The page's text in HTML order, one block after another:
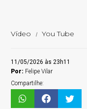
Vídeo You Tube
11/05/2026 às 23h11
Por: Felipe Vilar
Compartilhe: